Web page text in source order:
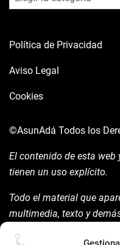
Política de Privacidad
Aviso Legal
Cookies
©AsunAdá Todos los
El contenido de esta web
tienen un uso explícito.
Todo el material que
multimedia, texto y